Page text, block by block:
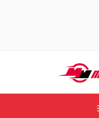
contenuto